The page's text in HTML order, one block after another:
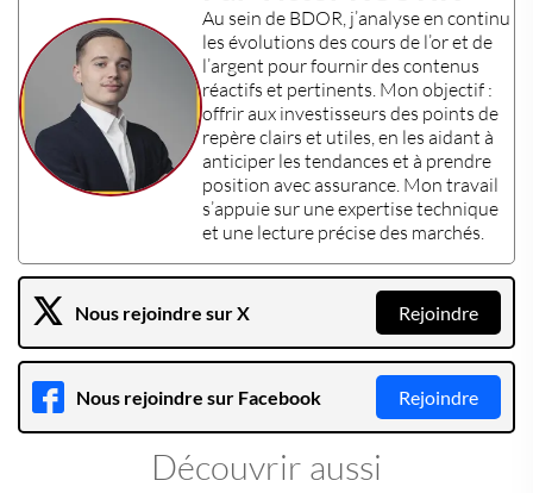
Au sein de BDOR , j’analyse en continu
les évolutions des cours de l’oret de
l’argent pour fournir des contenus
réactifs et pertinents. Mon objectif :
offrir aux investisseurs des points de
repère clairs et utiles, en les aidant à
anticiper les tendances et à prendre
position avec assurance. Mon travail
s’appuie sur uneexpertise technique
et une lecture précise des marchés.
Nous rejoindre sur X Rejoindre
Nous rejoindre sur Facebook Rejoindre
Découvrir aussi